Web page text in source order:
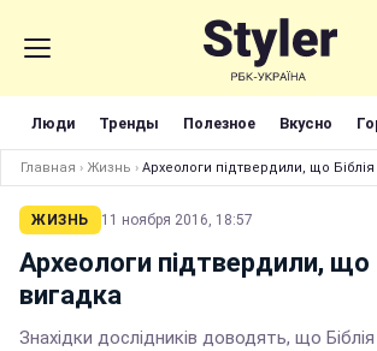
Люди Тренды Полезное Вкусно
Главная › Жизнь › Археологи підтвердили, що
ЖИЗНЬ 11 ноября 2016, 18:57
Археологи підтвердили, що
вигадка
Знахідки дослідників доводять, що